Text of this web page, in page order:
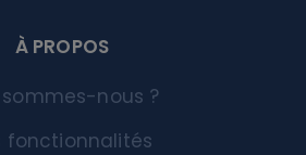
À PROPOS
sommes-nous ?
fonctionnalités